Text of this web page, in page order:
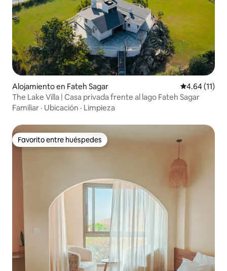
Alojamiento en Fateh Sagar Calificación
4.64 (11)
The Lake Villa | Casa privada frente al lago Fateh Sagar
Familiar · Ubicación · Limpieza
Favorito entre huéspedes
Favorito entre huéspedes